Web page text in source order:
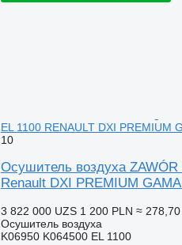
EL 1100 RENAULT DXI PREMIUM
10
Осушитель воздуха ZAWÓR
Renault DXI PREMIUM
3 822 000 UZS 1 200 PLN ≈
Осушитель воздуха
K06950 K064500 EL 1100